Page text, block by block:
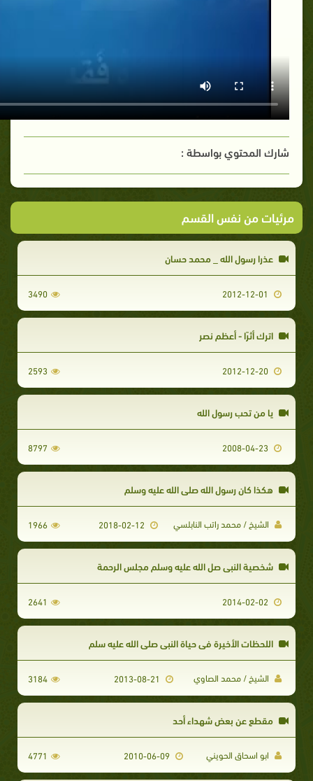
شارك المحتوي بواسطة :
مرئيات من نفس القسم
عذرا رسول الله _ محمد حسان
3490
اترك أثرًا - أعظم نصر
2593
يا من تحب رسول الله
8797
هكذا كان رسول الله صلى الله عليه وسلم
الشيخ / محمد راتب النابلسي 1966
شخصية النبي صل الله عليه وسلم مجلس الرحمة
2641
اللحظات الأخيرة فى حياة النبى صلى الله عليه سلم
الشيخ / محمد الصاوي 3184
مقطع عن بعض شهداء أحد
ابو اسحاق الحويني 2010-06-09
4771